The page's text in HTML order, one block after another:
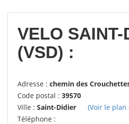
14358votes
VELO SAINT-
(VSD) :
Adresse : chemin des
Code postal : 39570
Ville : Saint-Didier
(Voir le plan
Téléphone :